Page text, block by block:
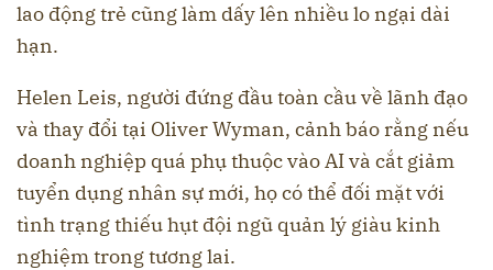
lao động trẻ cũng làm dấy lên nhiều lo ngại dài
hạn.
Helen Leis, người đứng đầu toàn cầu về lãnh đạo
và thay đổi tại Oliver Wyman, cảnh báo rằng nếu
doanh nghiệp quá phụ thuộc vào AI và cắt giảm
tuyển dụng nhân sự mới, họ có thể đối mặt với
tình trạng thiếu hụt đội ngũ quản lý giàu kinh
nghiệm trong tương lai.